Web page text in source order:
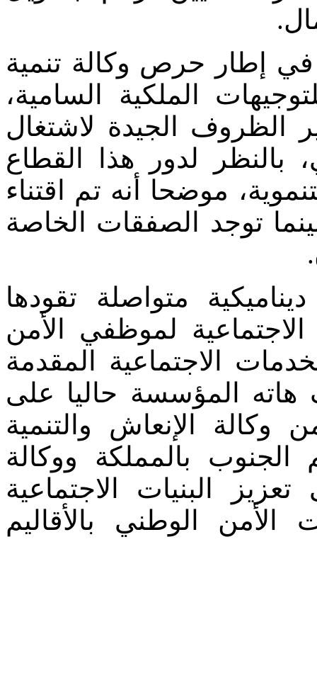
إطار حرص وكالة تنمية
الملكية السامية،
الظروف الجيدة لاشتغال
لدور هذا القطاع
موضحا أنه تم اقتناء
توجد الصفقات الخاصة
متواصلة تقودها
لموظفي الأمن
الاجتماعية المقدمة
المؤسسة حاليا على
وكالة الإنعاش والتنمية
الجنوب بالمملكة ووكالة
البنيات الاجتماعية
الأمن الوطني بالأقاليم